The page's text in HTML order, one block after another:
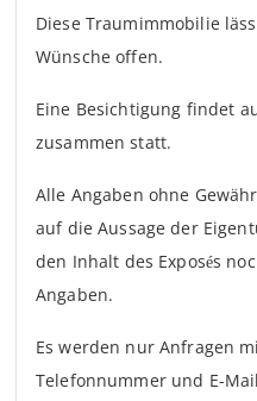
Diese Traumimmobilie
Wünsche offen.
Eine Besichtigung findet
zusammen statt.
Alle Angaben ohne
auf die Aussage der
den Inhalt des Exposés
Angaben.
Es werden nur Anfragen
Telefonnummer und E-